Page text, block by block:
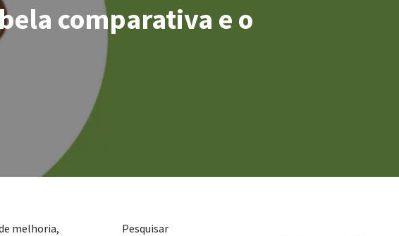
comparativa e o
melhoria,
Pesquisar